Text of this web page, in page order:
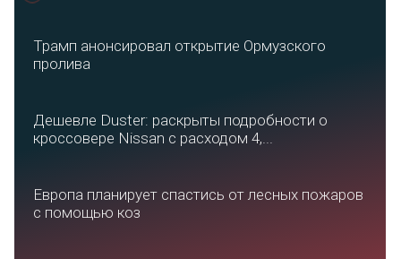
Трамп анонсировал открытие Ормузского
пролива
Дешевле Duster: раскрыты подробности о
кроссовере Nissan с расходом 4,...
Европа планирует спастись от лесных пожаров
с помощью коз